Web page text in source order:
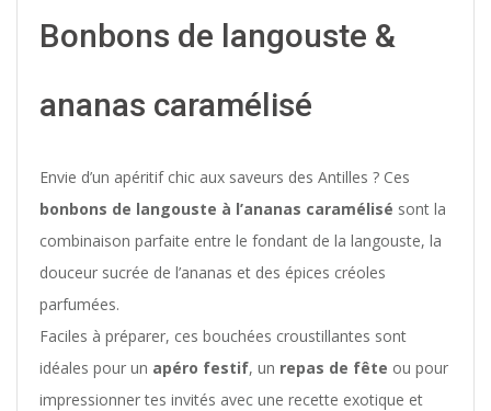
Bonbons de langouste &
ananas caramélisé
Envie d’un apéritif chic aux saveurs des Antilles ? Ces
bonbons de langouste à l’ananas caramélisé sont la
combinaison parfaite entre le fondant de la langouste, la
douceur sucrée de l’ananas et des épices créoles
parfumées.
Faciles à préparer, ces bouchées croustillantes sont
idéales pour un apéro festif, un repas de fête ou pour
impressionner tes invités avec une recette exotique et